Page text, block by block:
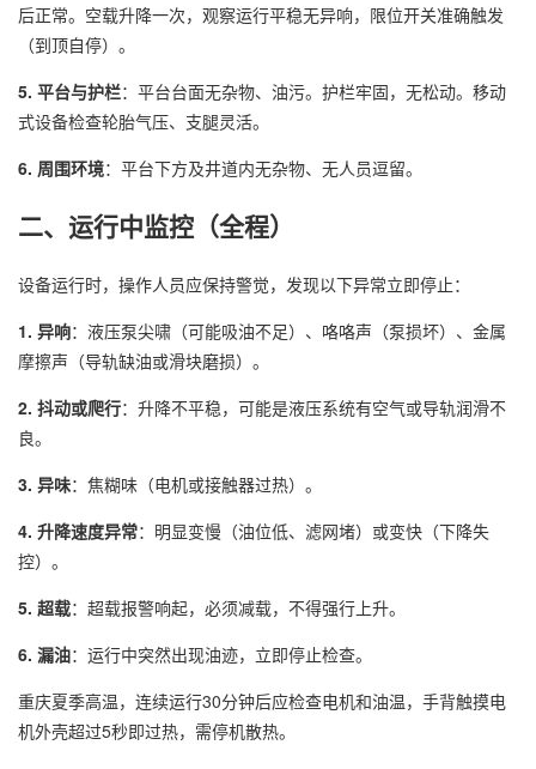
后正常。空载升降一次，观察运行平稳无异响，限位开关准确触发
（到顶自停）。
5. 平台与护栏：平台台面无杂物、油污。护栏牢固，无松动。移动
式设备检查轮胎气压、支腿灵活。
6. 周围环境：平台下方及井道内无杂物、无人员逗留。
二、运行中监控（全程）
设备运行时，操作人员应保持警觉，发现以下异常立即停止：
1. 异响：液压泵尖啸（可能吸油不足）、咯咯声（泵损坏）、金属
摩擦声（导轨缺油或滑块磨损）。
2. 抖动或爬行：升降不平稳，可能是液压系统有空气或导轨润滑不
良。
3. 异味：焦糊味（电机或接触器过热）。
4. 升降速度异常：明显变慢（油位低、滤网堵）或变快（下降失
控）。
5. 超载：超载报警响起，必须减载，不得强行上升。
6. 漏油：运行中突然出现油迹，立即停止检查。
重庆夏季高温，连续运行30分钟后应检查电机和油温，手背触摸电
机外壳超过5秒即过热，需停机散热。